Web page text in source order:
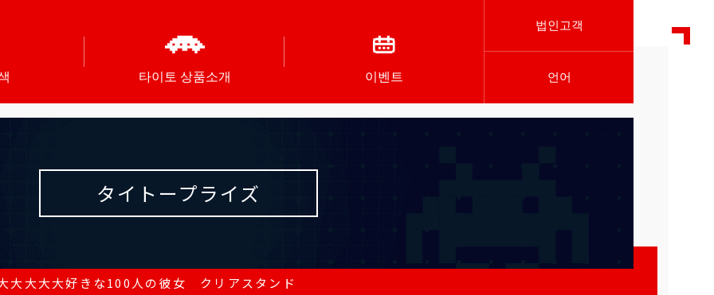
타이토 상품소개 이벤트
법인고객
언어
タイトープライズ
大大大大好きな100人の彼女 クリアスタンド